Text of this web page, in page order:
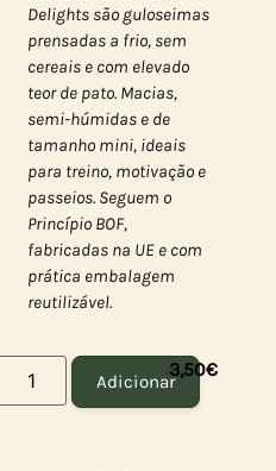
Delights são guloseimas
prensadas a frio, sem
cereais e com elevado
teor de pato. Macias,
semi-húmidas e de
tamanho mini, ideais
para treino, motivação e
passeios. Seguem o
Princípio BOF,
fabricadas na UE e com
prática embalagem
reutilizável.
Adicionar
3,50€